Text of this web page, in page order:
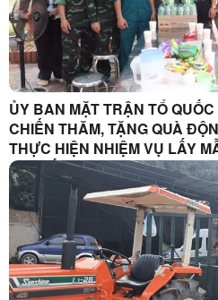
ỦY BAN MẶT TRẬN TỔ
CHIẾN THĂM, TẶNG QUÀ
THỰC HIỆN NHIỆM VỤ LẤY
HÀI CỐT LIỆT SĨ